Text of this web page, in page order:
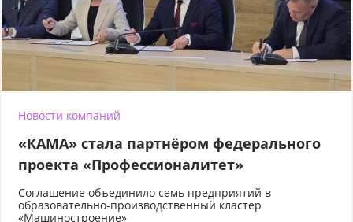
Новости компаний
«КАМА» стала партнёром федерального
проекта «Профессионалитет»
Соглашение объединило семь предприятий в
образовательно-производственный кластер
«Машиностроение»